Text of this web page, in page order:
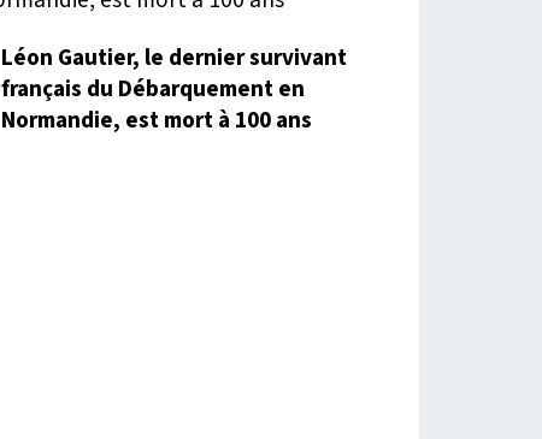
Léon Gautier, le dernier survivant
français du Débarquement en
Normandie, est mort à 100 ans